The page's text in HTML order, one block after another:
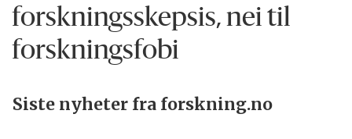
forskningsskepsis, nei til
forskningsfobi
Siste nyheter fra forskning.no